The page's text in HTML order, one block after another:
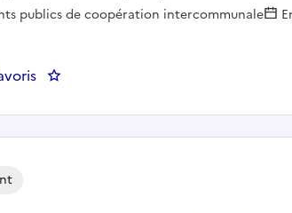
publics de coopération intercommunale